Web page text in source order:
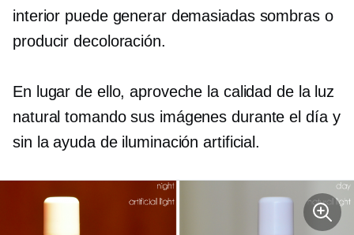
interior puede generar demasiadas sombras o
producir decoloración.
En lugar de ello, aproveche la calidad de la luz
natural tomando sus imágenes durante el día y
sin la ayuda de iluminación artificial.